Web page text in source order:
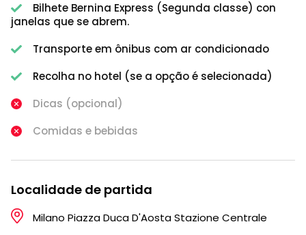
Bilhete Bernina Express (Segunda classe) con
janelas que se abrem.
Transporte em ônibus com ar condicionado
Recolha no hotel (se a opção é selecionada)
Dicas (opcional)
Comidas e bebidas
Localidade de partida
Milano Piazza Duca D'Aosta Stazione Centrale